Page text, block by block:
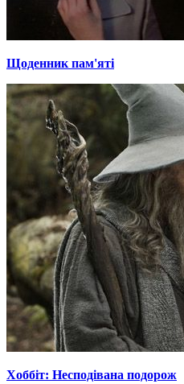
Щоденник пам'яті
Хоббіт: Несподівана подорож